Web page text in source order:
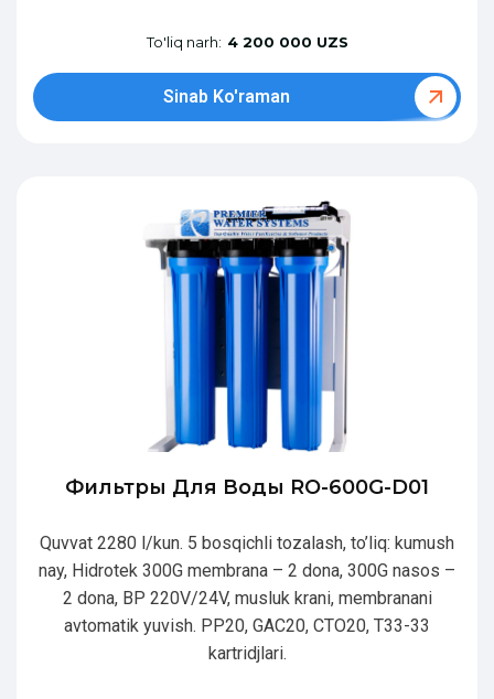
To'liq narh: 4 200 000 UZS
Sinab Ko'raman
Фильтры Для Воды RO-600G-D01
Quvvat 2280 l/kun. 5 bosqichli tozalash, to’liq: kumush
nay, Hidrotek 300G membrana – 2 dona, 300G nasos –
2 dona, BP 220V/24V, musluk krani, membranani
avtomatik yuvish. PP20, GAC20, CTO20, T33-33
kartridjlari.